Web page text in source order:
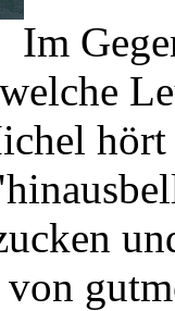
Im
hört